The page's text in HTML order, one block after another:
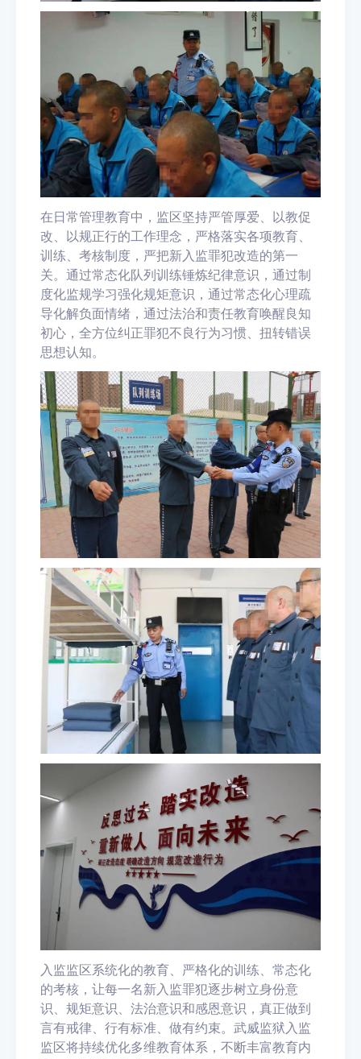
在日常管理教育中，监区坚持严管厚爱、以教促
改、以规正行的工作理念，严格落实各项教育、
训练、考核制度，严把新入监罪犯改造的第一
关。通过常态化队列训练锤炼纪律意识，通过制
度化监规学习强化规矩意识，通过常态化心理疏
导化解负面情绪，通过法治和责任教育唤醒良知
初心，全方位纠正罪犯不良行为习惯、扭转错误
思想认知。
入监监区系统化的教育、严格化的训练、常态化
的考核，让每一名新入监罪犯逐步树立身份意
识、规矩意识、法治意识和感恩意识，真正做到
言有戒律、行有标准、做有约束。武威监狱入监
监区将持续优化多维教育体系，不断丰富教育内